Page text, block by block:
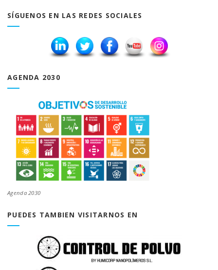
SÍGUENOS EN LAS REDES SOCIALES
AGENDA 2030
Agenda 2030
PUEDES TAMBIEN VISITARNOS EN